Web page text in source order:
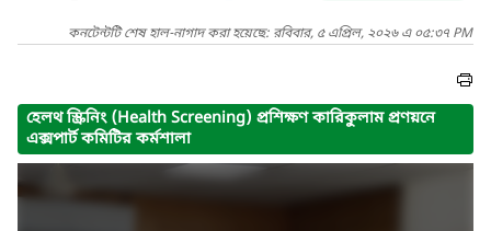
কনটেন্টটি শেষ হাল-নাগাদ করা হয়েছে: রবিবার, ৫ এপ্রিল, ২০২৬ এ ০৫:৩৭ PM
হেলথ স্ক্রিনিং (Health Screening) প্রশিক্ষণ কারিকুলাম প্রণয়নে
এক্সপার্ট কমিটির কর্মশালা